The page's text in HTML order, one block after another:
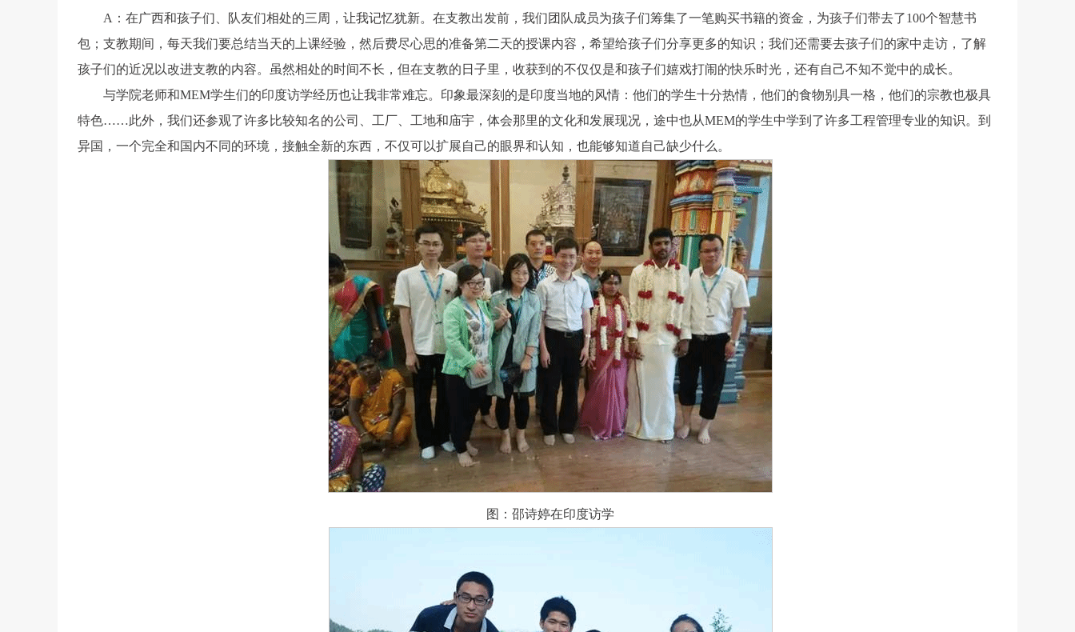
A ：在广西和孩子们、队友们相处的三周，让我记忆犹新。在支教出发前，我们团队成员为孩子们筹集了一笔购买书籍的资金，为孩子们带去了100个智慧书
包；支教期间，每天我们要总结当天的上课经验，然后费尽心思的准备第二天的授课内容，希望给孩子们分享更多的知识；我们还需要去孩子们的家中走访，了解
孩子们的近况以改进支教的内容。虽然相处的时间不长，但在支教的日子里，收获到的不仅仅是和孩子们嬉戏打闹的快乐时光，还有自己不知不觉中的成长。
与学院老师和MEM学生们的印度访学经历也让我非常难忘。印象最深刻的是印度当地的风情：他们的学生十分热情，他们的食物别具一格，他们的宗教也极具
特色……此外，我们还参观了许多比较知名的公司、工厂、工地和庙宇，体会那里的文化和发展现况，途中也从MEM的学生中学到了许多工程管理专业的知识。到
异国，一个完全和国内不同的环境，接触全新的东西，不仅可以扩展自己的眼界和认知，也能够知道自己缺少什么 。
图：邵诗婷在印度访学